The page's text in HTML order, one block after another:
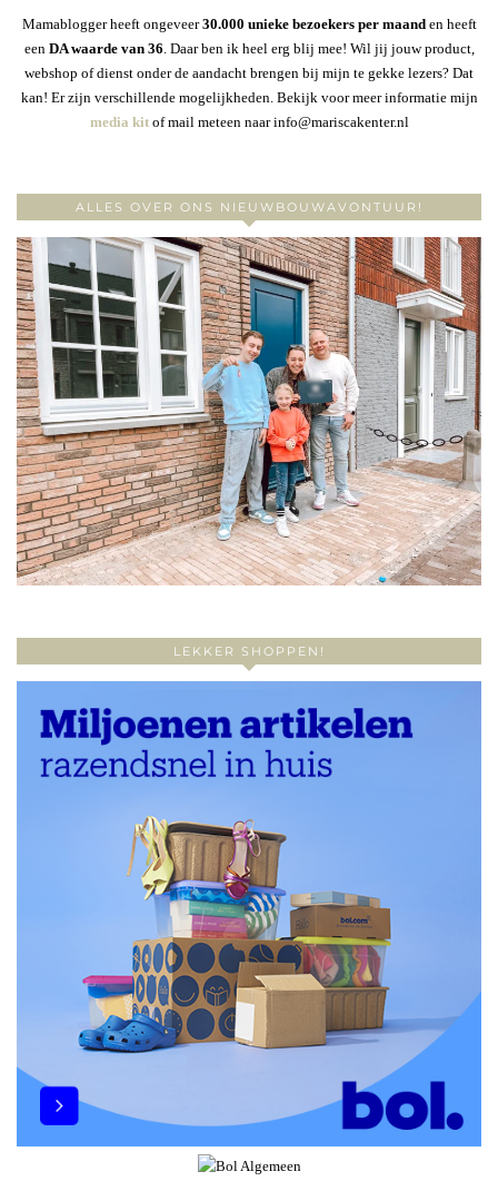
Mamablogger heeft ongeveer30.000 unieke bezoekers per maanden heeft
een DA waarde van 36 . Daar ben ik heel erg blij mee! Wil jij jouw product,
webshop of dienst onder de aandacht brengen bij mijn te gekke lezers? Dat
kan! Er zijn verschillende mogelijkheden. Bekijk voor meer informatie mijn
media kitof mail meteen naar info@mariscakenter.nl
ALLES OVER ONS NIEUWBOUWAVONTUUR!
LEKKER SHOPPEN!